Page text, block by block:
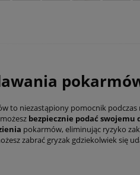
to niezastąpiony pomocnik podczas
bezpiecznie podać swojemu
pokarmów, eliminując ryzyko
zabrać gryzak gdziekolwiek się